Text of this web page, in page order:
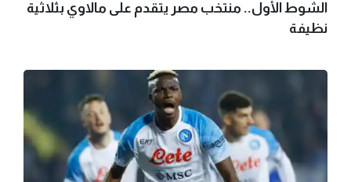
الشوط الأول.. منتخب مصر يتقدم على مالاوي بثلاثية
نظيفة